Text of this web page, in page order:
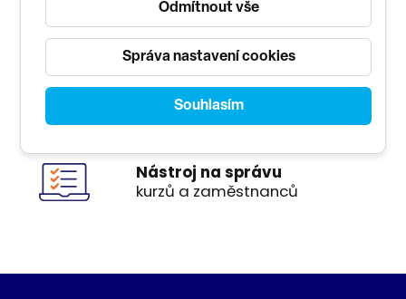
Tvořímevlastní kurzy,
které jinde nekoupíte
Zkušenýtým odborníků
Nástroj na správu
kurzů a zaměstnanců
Správa nastavení cookies
Odmítnout vše
Souhlasím